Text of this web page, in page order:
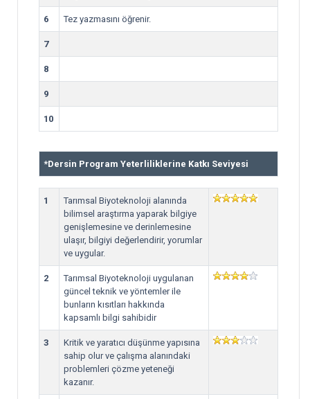
6 Tez yazmasını öğrenir.
7
8
9
10
*Dersin Program Yeterliliklerine Katkı Seviyesi
1
Tarımsal Biyoteknoloji alanında
bilimsel araştırma yaparak bilgiye
genişlemesine ve derinlemesine
ulaşır, bilgiyi değerlendirir, yorumlar
ve uygular.
2
Tarımsal Biyoteknoloji uygulanan
güncel teknik ve yöntemler ile
bunların kısıtları hakkında
kapsamlı bilgi sahibidir
3
Kritik ve yaratıcı düşünme yapısına
sahip olur ve çalışma alanındaki
problemleri çözme yeteneği
kazanır.